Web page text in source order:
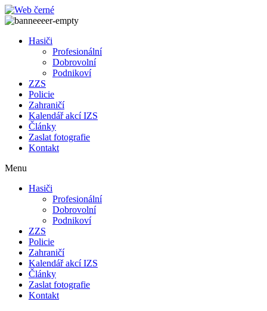
Přejít
k
Hasiči
Profesionální
Dobrovolní
Podnikoví
ZZS
Policie
Zahraničí
Kalendář akcí IZS
Články
Zaslat fotografie
Kontakt
Menu
Hasiči
Profesionální
Dobrovolní
Podnikoví
ZZS
Policie
Zahraničí
Kalendář akcí IZS
Články
Zaslat fotografie
Kontakt